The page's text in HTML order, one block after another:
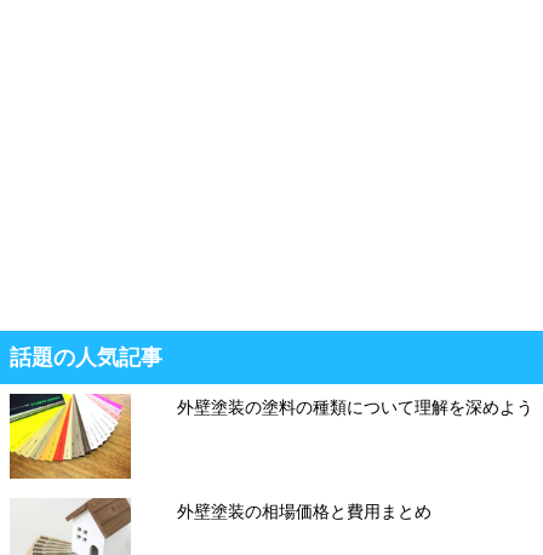
話題の人気記事
外壁塗装の塗料の種類について理解を深めよう
外壁塗装の相場価格と費用まとめ